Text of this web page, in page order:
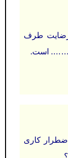
رضایت طرف
است.
كاری